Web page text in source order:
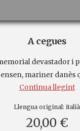
A cegues
devastador i
mariner danès
Continua llegint
Llengua original: italià
20,00 €